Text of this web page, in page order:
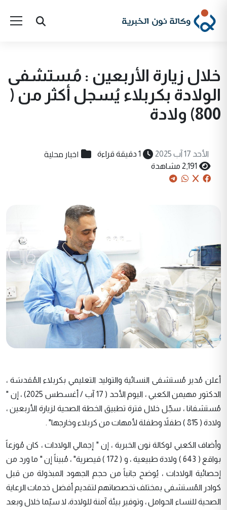
خلال زيارة الأربعين : مُستشفى
الولادة بكربلاء يُسجل أكثر من (
800) ولادة
الأحد 17 آب 2025 1 دقيقة قراءة اخبار محلية
2,191 مشاهدة
أعلن مُدير مُستشفى النسائية والتوليد التعليمي بكربلاء المُقدسَة ،
الدكتور مهيمن الكعبي ، اليوم الأحد ( 17 آب / أغسطس 2025) ، إن "
مُستشفانا ، سجّل خلال فترة تطبيق الخطة الصحية لزيارة الأربعين ،
ولادة ( 815 ) طفلاً وطفلة لأمهات من كربلاء وخارجها" .
وأضاف الكعبي لوكالة نون الخبرية ، إن " إجمالي الولادات ، كان مُوزعاً
بواقع ( 643 ) ولادة طبيعية ، و ( 172 ) قيصرية" ، مُبيناً إن " ما ورد من
إحصائية الولادات ، يُوضح جانباً من حجم الجهود المبذولة من قبل
كوادر المُستشفى بمختلف تخصصاتهم لتقديم أفضل خدمات الرعاية
الصحية للنساء الحوامل ، وتوفير بيئة آمنة للولادة، لا سيّما خلال وبعد